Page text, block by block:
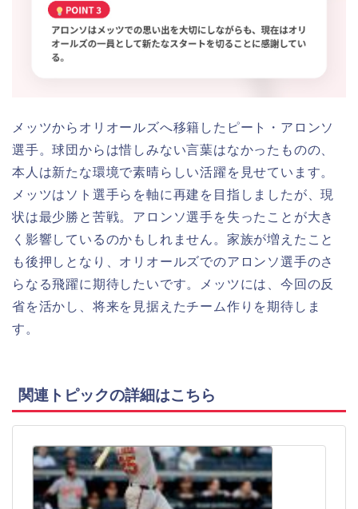
メッツからオリオールズへ移籍したピート・アロンソ
選手。球団からは惜しみない言葉はなかったものの、
本人は新たな環境で素晴らしい活躍を見せています。
メッツはソト選手らを軸に再建を目指しましたが、現
状は最少勝と苦戦。アロンソ選手を失ったことが大き
く影響しているのかもしれません。家族が増えたこと
も後押しとなり、オリオールズでのアロンソ選手のさ
らなる飛躍に期待したいです。メッツには、今回の反
省を活かし、将来を見据えたチーム作りを期待しま
す。
関連トピックの詳細はこちら